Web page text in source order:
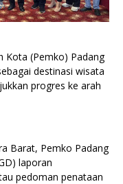
Kota (Pemko) Padang
destinasi wisata
progres ke arah
Barat, Pemko Padang
laporan
pedoman penataan